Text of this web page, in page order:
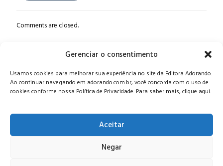
Gerenciar o consentimento
Usamos cookies para melhorar sua experiência no site da Editora Adorando.
Ao continuar navegando em adorando.com.br, você concorda com o uso de
cookies conforme nossa Política de Privacidade. Para saber mais, clique aqui.
Aceitar
Negar
Comments are closed.
Alameda Oscar Niemeyer, 1033 – 7º Andar - Portaria 04, Vila da
Serra - Nova Lima/MG, CEP: 34006-065 - MG
CONTATO:editora@adorando.com.br